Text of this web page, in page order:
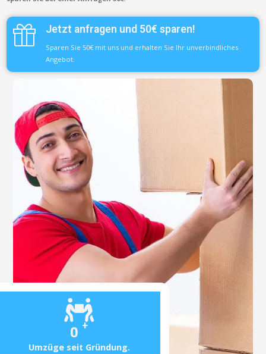
0 +
Umzüge seit Gründung.
Jetzt anfragen und 50€ sparen!
Sparen Sie 50€ mit uns und erhalten Sie Ihr unverbindliches
Angebot.